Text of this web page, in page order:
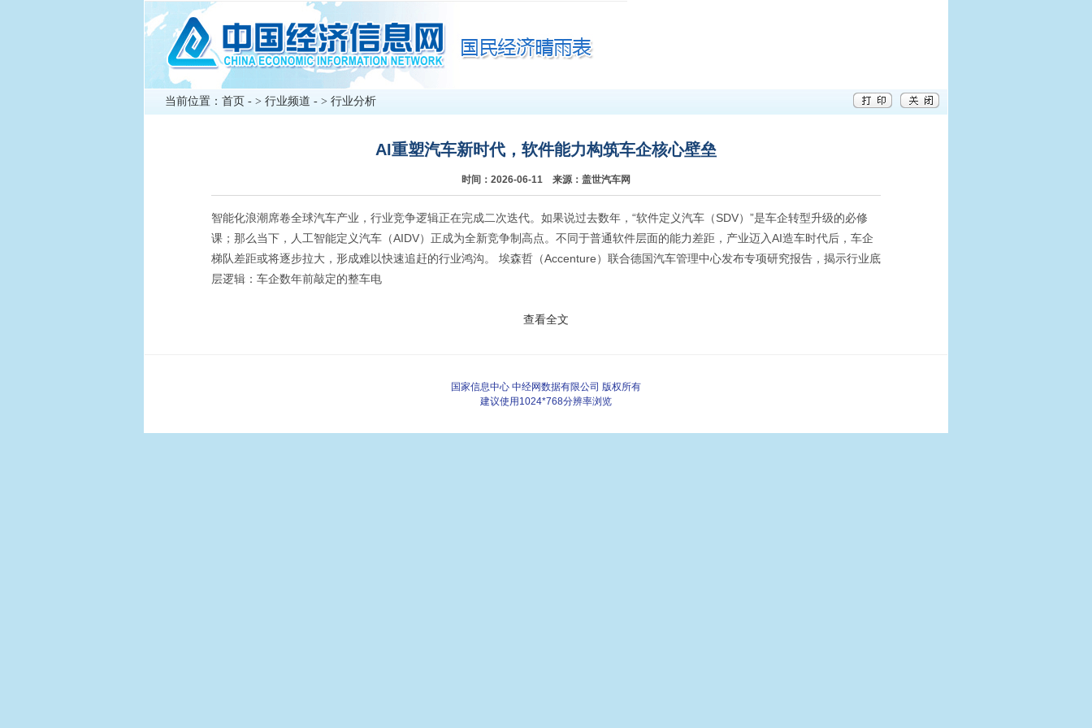
当前位置： 首页 - > 行业频道 - > 行业分析
AI重塑汽车新时代，软件能力构筑车企核心壁垒
时间：2026-06-11 来源：盖世汽车网
智能化浪潮席卷全球汽车产业，行业竞争逻辑正在完成二次迭代。如果说过去数年，“软件定义汽车（SDV）”是车企转型升级的必修
课；那么当下，人工智能定义汽车（AIDV）正成为全新竞争制高点。不同于普通软件层面的能力差距，产业迈入AI造车时代后，车企
梯队差距或将逐步拉大，形成难以快速追赶的行业鸿沟。 埃森哲（Accenture）联合德国汽车管理中心发布专项研究报告，揭示行业底
层逻辑：车企数年前敲定的整车电
查看全文
国家信息中心 中经网数据有限公司 版权所有
建议使用1024*768分辨率浏览